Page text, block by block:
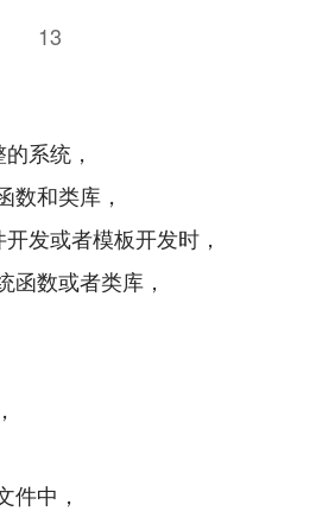
13
系统，
数和类库，
发或者模板开发时，
函数或者类库，
件中，